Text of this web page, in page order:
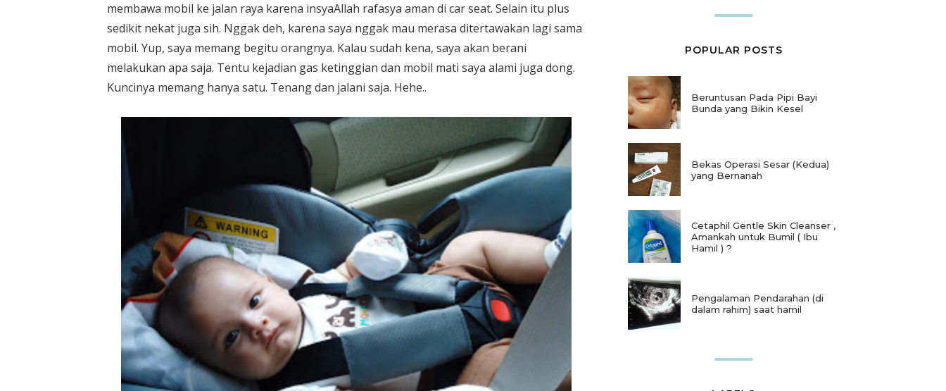
membawa mobil ke jalan raya karena insyaAllah rafasya aman di car seat. Selain itu plus
sedikit nekat juga sih. Nggak deh, karena saya nggak mau merasa ditertawakan lagi sama
mobil. Yup, saya memang begitu orangnya. Kalau sudah kena, saya akan berani
melakukan apa saja. Tentu kejadian gas ketinggian dan mobil mati saya alami juga dong.
Kuncinya memang hanya satu. Tenang dan jalani saja. Hehe..
POPULAR POSTS
Beruntusan Pada Pipi Bayi
Bunda yang Bikin Kesel
Bekas Operasi Sesar (Kedua)
yang Bernanah
Cetaphil Gentle Skin Cleanser ,
Amankah untuk Bumil ( Ibu
Hamil ) ?
Pengalaman Pendarahan (di
dalam rahim) saat hamil